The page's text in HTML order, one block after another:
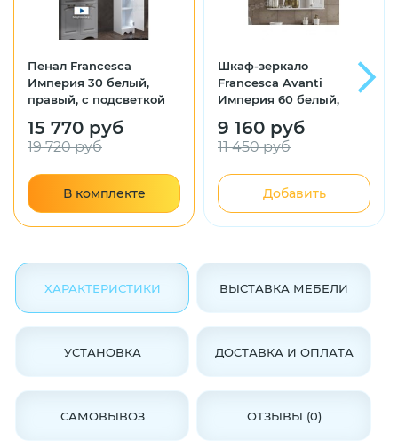
Пенал Francesca
Империя 30 белый,
правый, с подсветкой
15 770 руб
19 720 руб
В комплекте
Шкаф-зеркало
Francesca Avanti
Империя 60 белый,
9 160 руб
11 450 руб
Добавить
ХАРАКТЕРИСТИКИ ВЫСТАВКА МЕБЕЛИ
УСТАНОВКА ДОСТАВКА И ОПЛАТА
САМОВЫВОЗ ОТЗЫВЫ (0)